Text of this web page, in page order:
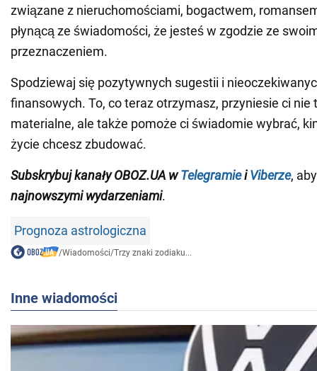
związane z nieruchomościami, bogactwem,
płynącą ze świadomości, że jesteś w zgodzie ze
przeznaczeniem.
Spodziewaj się pozytywnych sugestii i
finansowych. To, co teraz otrzymasz, przyniesie ci nie
materialne, ale także pomoże ci świadomie wybrać,
życie chcesz zbudować.
Subskrybuj kanały OBOZ.UA wTelegramieiViberze,
najnowszymi wydarzeniami.
Prognoza astrologiczna
/Wiadomości/Trzy znaki zodiaku...
Inne wiadomości